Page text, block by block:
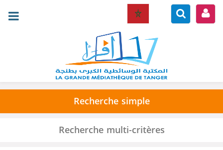
Recherche simple
Recherche multi-critères